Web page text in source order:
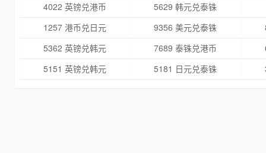
4022 英镑兑港币
5629 韩元兑泰铢
1257 港币兑日元
9356 美元兑泰铢
5362 英镑兑韩元
7689 泰铢兑港币
5151 英镑兑韩元
5181 日元兑泰铢